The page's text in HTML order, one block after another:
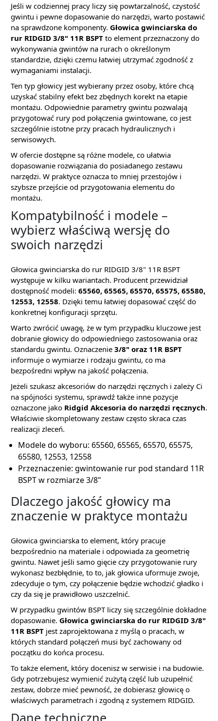
Jeśli w codziennej pracy liczy się powtarzalność, czystość
gwintu i pewne dopasowanie do narzędzi, warto postawić
na sprawdzone komponenty. Głowica gwinciarska do
rur RIDGID 3/8" 11R BSPT to element przeznaczony do
wykonywania gwintów na rurach o określonym
standardzie, dzięki czemu łatwiej utrzymać zgodność z
wymaganiami instalacji.
Ten typ głowicy jest wybierany przez osoby, które chcą
uzyskać stabilny efekt bez zbędnych korekt na etapie
montażu. Odpowiednie parametry gwintu pozwalają
przygotować rury pod połączenia gwintowane, co jest
szczególnie istotne przy pracach hydraulicznych i
serwisowych.
W ofercie dostępne są różne modele, co ułatwia
dopasowanie rozwiązania do posiadanego zestawu
narzędzi. W praktyce oznacza to mniej przestojów i
szybsze przejście od przygotowania elementu do
montażu.
Kompatybilność i modele –
wybierz właściwą wersję do
swoich narzędzi
Głowica gwinciarska do rur RIDGID 3/8" 11R BSPT
występuje w kilku wariantach. Producent przewidział
dostępność modeli: 65560, 65565, 65570, 65575, 65580,
12553, 12558. Dzięki temu łatwiej dopasować część do
konkretnej konfiguracji sprzętu.
Warto zwrócić uwagę, że w tym przypadku kluczowe jest
dobranie głowicy do odpowiedniego zastosowania oraz
standardu gwintu. Oznaczenie 3/8" oraz 11R BSPT
informuje o wymiarze i rodzaju gwintu, co ma
bezpośredni wpływ na jakość połączenia.
Jeżeli szukasz akcesoriów do narzędzi ręcznych i zależy Ci
na spójności systemu, sprawdź także inne pozycje
oznaczone jako Ridgid Akcesoria do narzędzi ręcznych.
Właściwie skompletowany zestaw często skraca czas
realizacji zleceń.
Modele do wyboru: 65560, 65565, 65570, 65575,
65580, 12553, 12558
Przeznaczenie: gwintowanie rur pod standard 11R
BSPT w rozmiarze 3/8"
Dlaczego jakość głowicy ma
znaczenie w praktyce montażu
Głowica gwinciarska to element, który pracuje
bezpośrednio na materiale i odpowiada za geometrię
gwintu. Nawet jeśli samo gięcie czy przygotowanie rury
wykonasz bezbłędnie, to to, jak głowica uformuje zwoje,
zdecyduje o tym, czy połączenie będzie wchodzić gładko i
czy da się je prawidłowo uszczelnić.
W przypadku gwintów BSPT liczy się szczególnie dokładne
dopasowanie. Głowica gwinciarska do rur RIDGID 3/8"
11R BSPT jest zaprojektowana z myślą o pracach, w
których standard połączeń musi być zachowany od
początku do końca procesu.
To także element, który docenisz w serwisie i na budowie.
Gdy potrzebujesz wymienić zużytą część lub uzupełnić
zestaw, dobrze mieć pewność, że dobierasz głowicę o
właściwych parametrach i zgodną z systemem RIDGID.
Dane techniczne